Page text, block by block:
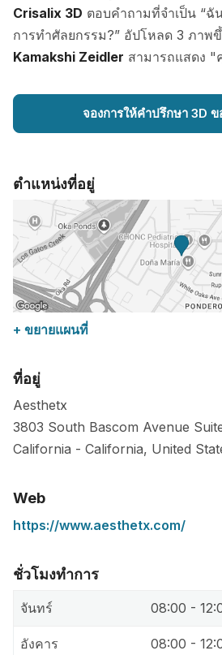
Crisalix 3D ตอบคำถามที่จำเป็น “ฉั
การทำศัลยกรรม?” อัปโหลด 3 ภาพ
Kamakshi Zeidler สามารถแสดง
จองการให้คำปรึกษา 3D
ตำแหน่งที่อยู่
+ ขยายแผนที่
ที่อยู่
Aesthetx
3803 South Bascom Avenue
California - California, United
Web
https://www.aesthetx.com/
ชั่วโมงทำการ
จันทร์ 08:00 -
อังคาร 08:00 -